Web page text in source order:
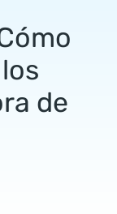
de